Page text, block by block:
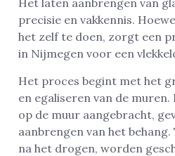
Het laten aanbrengen van
precisie en vakkennis.
het zelf te doen, zorgt een
in Nijmegen voor een
Het proces begint met het
en egaliseren van de
op de muur aangebracht,
aanbrengen van het
na het drogen, worden